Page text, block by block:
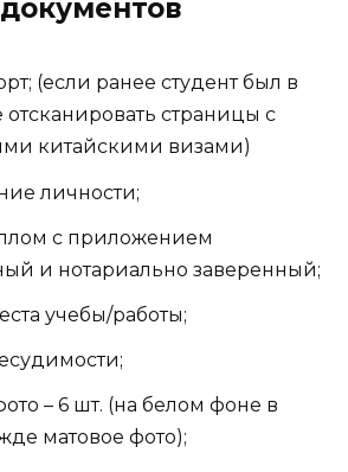
(если ранее студент был в
отсканировать страницы с
китайскими визами)
личности;
с приложением
и нотариально заверенный;
учебы/работы;
– 6 шт. (на белом фоне в
матовое фото);